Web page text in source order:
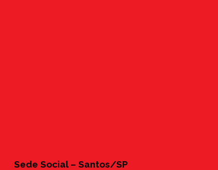
Sede Social – Santos/SP